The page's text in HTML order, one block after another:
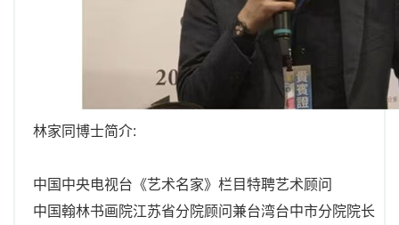
林家同博士简介:
中国中央电视台《艺术名家》栏目特聘艺术顾问
中国翰林书画院江苏省分院顾问兼台湾台中市分院院长